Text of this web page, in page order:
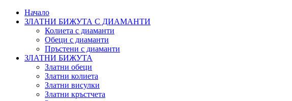
Начало
ЗЛАТНИ БИЖУТА С ДИАМАНТИ
Колиета с диаманти
Обеци с диаманти
Пръстени с диаманти
ЗЛАТНИ БИЖУТА
Златни обеци
Златни колиета
Златни висулки
Златни кръстчета